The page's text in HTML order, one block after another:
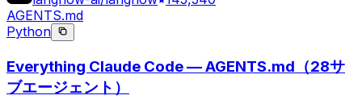
AGENTS.md
Python
Everything Claude Code — AGENTS.md（28サ
ブエージェント）